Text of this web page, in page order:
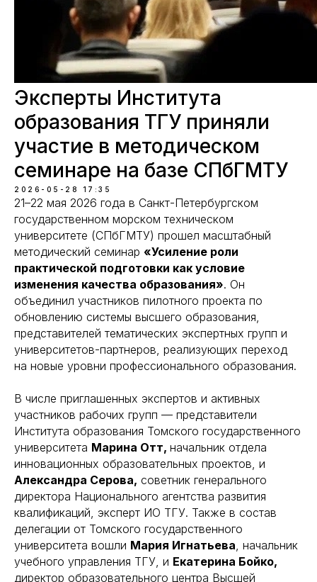
Эксперты Института
образования ТГУ приняли
участие в методическом
семинаре на базе СПбГМТУ
2026-05-28 17:35
21–22 мая 2026 года в Санкт-Петербургском
государственном морском техническом
университете (СПбГМТУ) прошел масштабный
методический семинар «Усиление роли
практической подготовки как условие
изменения качества образования». Он
объединил участников пилотного проекта по
обновлению системы высшего образования,
представителей тематических экспертных групп и
университетов-партнеров, реализующих переход
на новые уровни профессионального образования.
В числе приглашенных экспертов и активных
участников рабочих групп — представители
Института образования Томского государственного
университета Марина Отт, начальник отдела
инновационных образовательных проектов, и
Александра Серова, советник генерального
директора Национального агентства развития
квалификаций, эксперт ИО ТГУ. Также в состав
делегации от Томского государственного
университета вошли Мария Игнатьева, начальник
учебного управления ТГУ, и Екатерина Бойко,
директор образовательного центра Высшей